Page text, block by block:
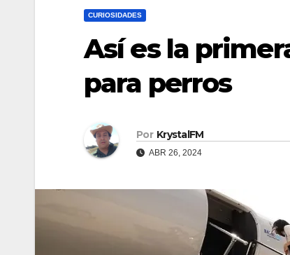
CURIOSIDADES
Así es la
para perros
Por KrystalFM
ABR 26, 2024